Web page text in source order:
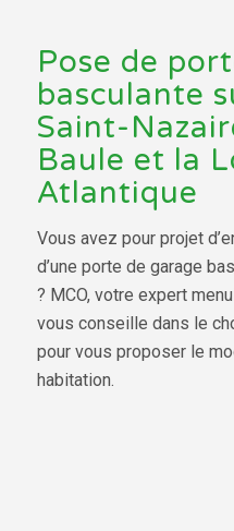
Pose de
basculante
Saint-
Baule et la
Atlantique
Vous avez pour projet
d’une porte de garage
? MCO, votre expert
vous conseille dans le
pour vous proposer le
habitation.